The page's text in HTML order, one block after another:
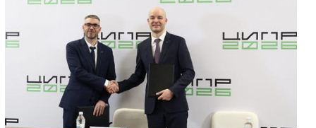
Outsourcing
Регулирование
Финансы